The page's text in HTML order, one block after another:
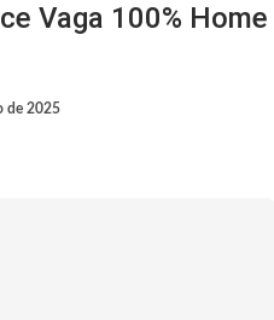
Vaga 100% Home
de 2025